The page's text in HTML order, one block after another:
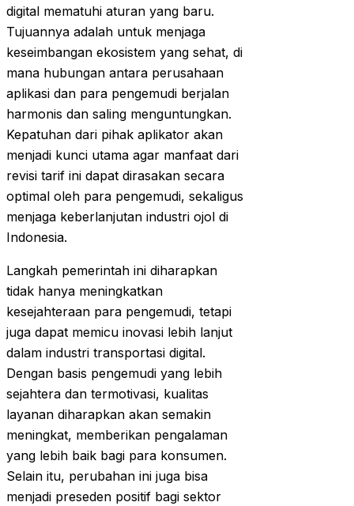
digital mematuhi aturan yang baru.
Tujuannya adalah untuk menjaga
keseimbangan ekosistem yang sehat, di
mana hubungan antara perusahaan
aplikasi dan para pengemudi berjalan
harmonis dan saling menguntungkan.
Kepatuhan dari pihak aplikator akan
menjadi kunci utama agar manfaat dari
revisi tarif ini dapat dirasakan secara
optimal oleh para pengemudi, sekaligus
menjaga keberlanjutan industri ojol di
Indonesia.
Langkah pemerintah ini diharapkan
tidak hanya meningkatkan
kesejahteraan para pengemudi, tetapi
juga dapat memicu inovasi lebih lanjut
dalam industri transportasi digital.
Dengan basis pengemudi yang lebih
sejahtera dan termotivasi, kualitas
layanan diharapkan akan semakin
meningkat, memberikan pengalaman
yang lebih baik bagi para konsumen.
Selain itu, perubahan ini juga bisa
menjadi preseden positif bagi sektor